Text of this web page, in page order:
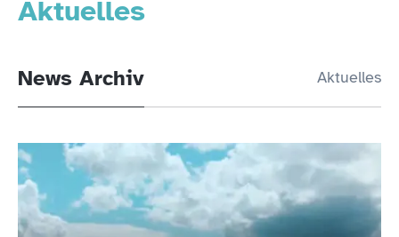
Aktuelles
News Archiv Aktuelles